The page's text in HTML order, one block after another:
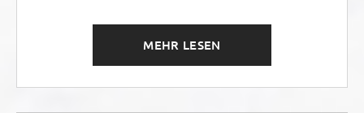
MEHR LESEN